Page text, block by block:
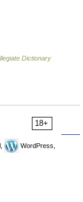
Dictionary
18+
WordPress,